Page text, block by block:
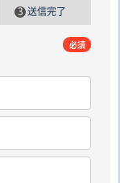
送信完了
必須